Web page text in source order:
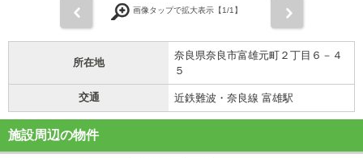
画像タップで拡大表示【1/1】
所在地
奈良県奈良市富雄元町２丁目６－４
５
交通 近鉄難波・奈良線 富雄駅
施設周辺の物件